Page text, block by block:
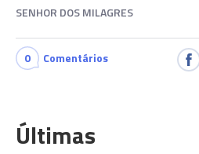
SENHOR DOS MILAGRES
0 Comentários
Últimas